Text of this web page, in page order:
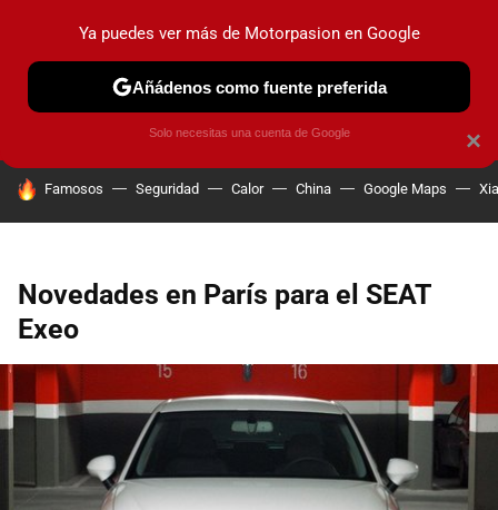
PRUEBAS COCHES ELÉCTRICOS OBSERVATORIO
HOY SE HABLA DE
Famosos Seguridad Calor China Google Maps
Novedades en París para el SEAT
Exeo
×
Ya puedes ver más de Motorpasion en Google
Añádenos como fuente preferida
Solo necesitas una cuenta de Google